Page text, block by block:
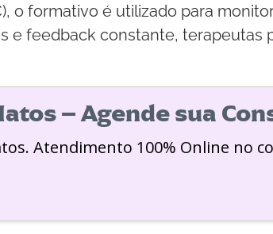
o formativo é utilizado para
e feedback constante, terapeutas
– Agende sua
Atendimento 100% Online no